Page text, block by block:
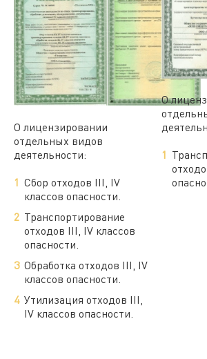
О лицензировании
отдельных видов
деятельности:
Сбор отходов III, IV
классов опасности.
Транспортирование
отходов III, IV классов
опасности.
Обработка отходов III, IV
классов опасности.
Утилизация отходов III,
IV классов опасности.
О